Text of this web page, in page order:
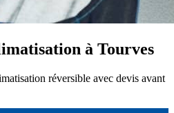
à Tourves
réversible avec devis avant